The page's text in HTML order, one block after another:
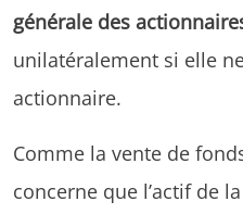
générale des
unilatéralement si elle
actionnaire.
Comme la vente de
concerne que l’actif de